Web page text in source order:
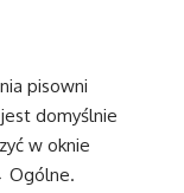
pisowni
domyślnie
w oknie
Ogólne.